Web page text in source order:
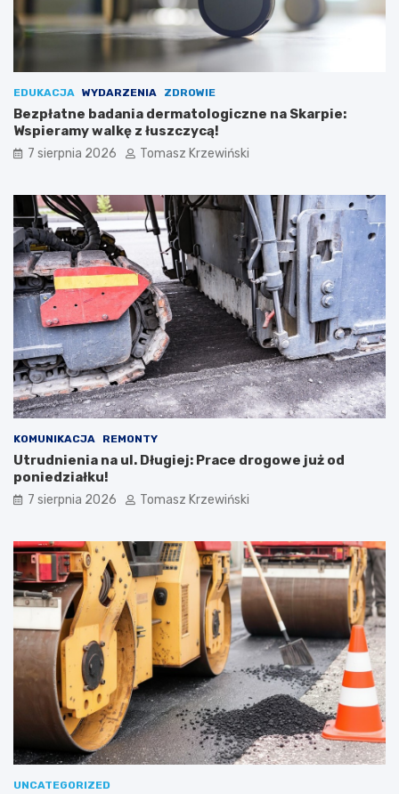
EDUKACJA WYDARZENIA ZDROWIE
Bezpłatne badania dermatologiczne na Skarpie:
Wspieramy walkę z łuszczycą!
7 sierpnia 2026 Tomasz Krzewiński
KOMUNIKACJA REMONTY
Utrudnienia na ul. Długiej: Prace drogowe już od
poniedziałku!
7 sierpnia 2026 Tomasz Krzewiński
UNCATEGORIZED